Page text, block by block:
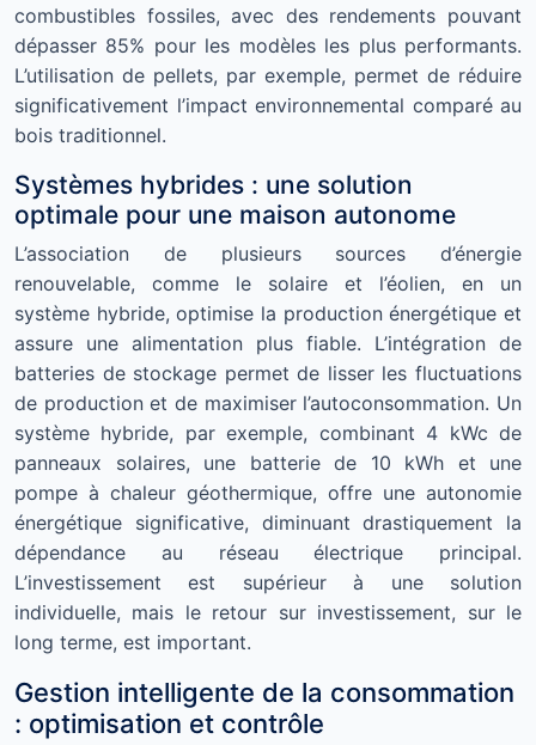
combustibles fossiles, avec des rendements pouvant
dépasser 85% pour les modèles les plus performants.
L’utilisation de pellets, par exemple, permet de réduire
significativement l’impact environnemental comparé au
bois traditionnel.
Systèmes hybrides : une solution
optimale pour une maison autonome
L’association de plusieurs sources d’énergie
renouvelable, comme le solaire et l’éolien, en un
système hybride, optimise la production énergétique et
assure une alimentation plus fiable. L’intégration de
batteries de stockage permet de lisser les fluctuations
de production et de maximiser l’autoconsommation. Un
système hybride, par exemple, combinant 4 kWc de
panneaux solaires, une batterie de 10 kWh et une
pompe à chaleur géothermique, offre une autonomie
énergétique significative, diminuant drastiquement la
dépendance au réseau électrique principal.
L’investissement est supérieur à une solution
individuelle, mais le retour sur investissement, sur le
long terme, est important.
Gestion intelligente de la consommation
: optimisation et contrôle